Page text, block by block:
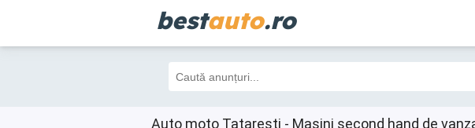
bestauto.ro
Auto moto Tataresti - Masini second hand de
Filtre 3 Toate
5